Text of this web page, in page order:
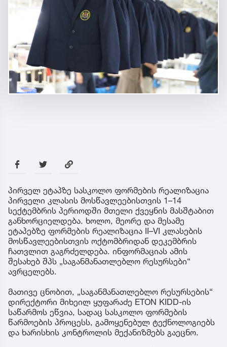
პირველ ეტაპზე სასკოლო ფორმების რეალიზაცია
პირველი კლასის მოსწავლეებისთვის 1–14
სექტემბრის პერიოდში მთელი ქვეყნის მასშტაბით
განხორციელდება. ხოლო, მეორე და მესამე
ეტაპებზე ფორმების რეალიზაცია II–VI კლასების
მოსწავლეებისთვის ოქტომბრიდან დეკემბრის
ჩათვლით გაგრძელდება. ინფორმაციას ამის
შესახებ შპს „საგანმანათლებლო რესურსები“
ავრცელებს.
მათივე ცნობით, „საგანმანათლებლო რესურსების“
დირექტორი მიხეილ ყუფარაძე ETON KIDD-ის
საწარმოს ეწვია, სადაც სასკოლო ფორმების
წარმოების პროცესს, გამოყენებულ ტექნოლოგიებს
და ხარისხის კონტროლის მექანიზმებს გაეცნო.